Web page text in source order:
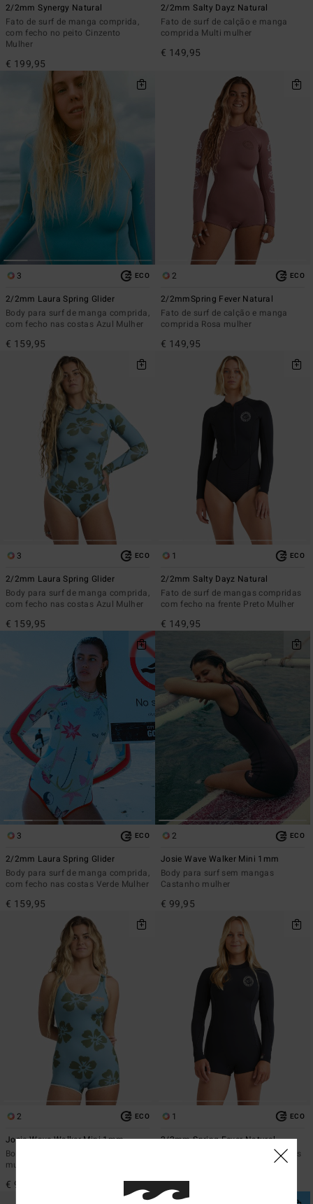
2/2mm Synergy Natural
Fato de surf de manga comprida,
com fecho no peito Cinzento
Mulher
€ 199,95
2/2mm Salty Dayz Natural
Fato de surf de calção e manga
comprida Multi mulher
€ 149,95
3 ECO
2/2mm Laura Spring Glider
Body para surf de manga comprida,
com fecho nas costas Azul Mulher
€ 159,95
2 ECO
2/2mmSpring Fever Natural
Fato de surf de calção e manga
comprida Rosa mulher
€ 149,95
3 ECO
2/2mm Laura Spring Glider
Body para surf de manga comprida,
com fecho nas costas Azul Mulher
€ 159,95
1 ECO
2/2mm Salty Dayz Natural
Fato de surf de mangas compridas
com fecho na frente Preto Mulher
€ 149,95
3 ECO
2/2mm Laura Spring Glider
Body para surf de manga comprida,
com fecho nas costas Verde Mulher
€ 159,95
2 ECO
Josie Wave Walker Mini 1mm
Body para surf sem mangas
Castanho mulher
€ 99,95
2 ECO
Josie Wave Walker Mini 1mm
Body para surf sem mangas Azul
mulher
€ 99,95
1 ECO
2/2mm Spring Fever Natural
Fato de surf de mangas compridas
com fecho atrás Preto Mulher
€ 149,95